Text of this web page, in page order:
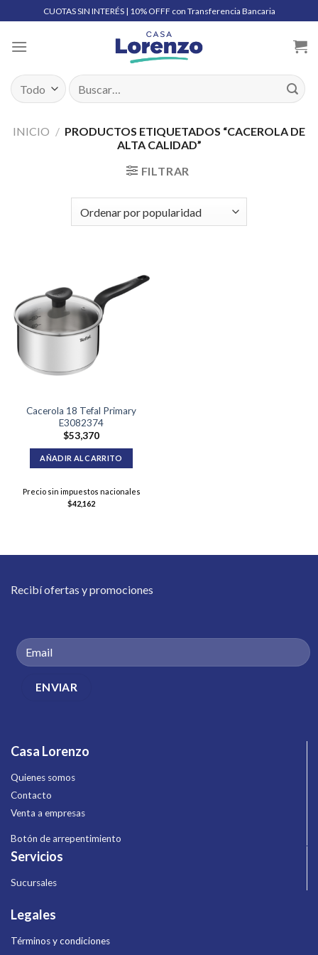
to
content
CUOTAS SIN INTERÉS | 10% OFFF con Transferencia Bancaria
Buscar
por:
INICIO / PRODUCTOS ETIQUETADOS “CACEROLA DE
ALTA CALIDAD”
FILTRAR
Cacerola 18 Tefal Primary
E3082374
$53,370
AÑADIR AL CARRITO
Precio sin impuestos nacionales
$42,162
Recibí ofertas y promociones
Casa Lorenzo
Quienes somos
Contacto
Venta a empresas
Botón de arrepentimiento
Servicios
Sucursales
Legales
Términos y condiciones